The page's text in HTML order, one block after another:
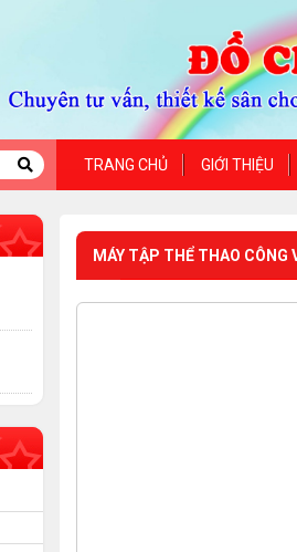
TRANG CHỦ GIỚI THIỆU
MÁY TẬP THỂ THAO CÔNG